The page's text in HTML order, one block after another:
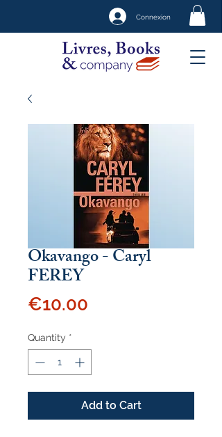
Connexion
Okavango - Caryl
FEREY
€10.00
Quantity *
Add to Cart